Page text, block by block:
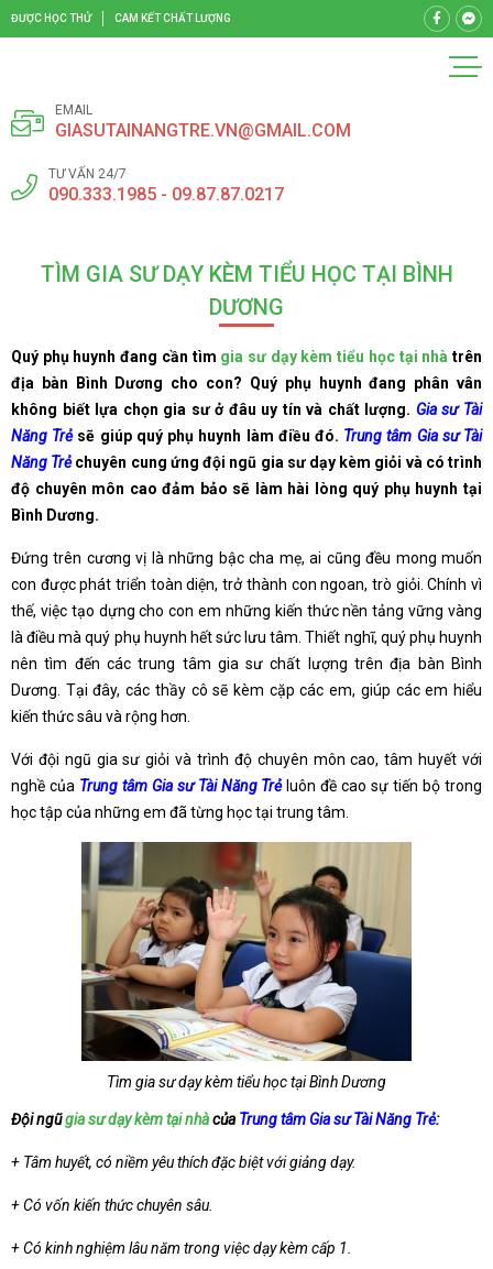
ĐƯỢC HỌC THỬ CAM KẾT CHẤT LƯỢNG
EMAIL
GIASUTAINANGTRE.VN@GMAIL.COM
TƯ VẤN 24/7
090.333.1985 - 09.87.87.0217
TÌM GIA SƯ DẠY KÈM TIỂU HỌC TẠI BÌNH
DƯƠNG
Quý phụ huynh đang cần tìm gia sư dạy kèm tiểu học tại nhà trên
địa bàn Bình Dương cho con? Quý phụ huynh đang phân vân
không biết lựa chọn gia sư ở đâu uy tín và chất lượng. Gia sư Tài
Năng Trẻsẽ giúp quý phụ huynh làm điều đó. Trung tâm Gia sư Tài
Năng Trẻchuyên cung ứng đội ngũ gia sư dạy kèm giỏi và có trình
độ chuyên môn cao đảm bảo sẽ làm hài lòng quý phụ huynh tại
Bình Dương.
Đứng trên cương vị là những bậc cha mẹ, ai cũng đều mong muốn
con được phát triển toàn diện, trở thành con ngoan, trò giỏi. Chính vì
thế, việc tạo dựng cho con em những kiến thức nền tảng vững vàng
là điều mà quý phụ huynh hết sức lưu tâm. Thiết nghĩ, quý phụ huynh
nên tìm đến các trung tâm gia sư chất lượng trên địa bàn Bình
Dương. Tại đây, các thầy cô sẽ kèm cặp các em, giúp các em hiểu
kiến thức sâu và rộng hơn.
Với đội ngũ gia sư giỏi và trình độ chuyên môn cao, tâm huyết với
nghề của Trung tâm Gia sư Tài Năng Trẻluôn đề cao sự tiến bộ trong
học tập của những em đã từng học tại trung tâm.
Tìm gia sư dạy kèm tiểu học tại Bình Dương
Đội ngũgia sư dạy kèm tại nhàcủa Trung tâm Gia sư Tài Năng Trẻ:
+ Tâm huyết, có niềm yêu thích đặc biệt với giảng dạy.
+ Có vốn kiến thức chuyên sâu.
+ Có kinh nghiệm lâu năm trong việc dạy kèm cấp 1.